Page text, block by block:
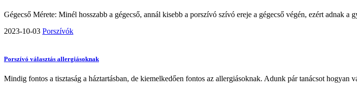
Gégecső Mérete: Minél hosszabb a gégecső, annál kisebb a porszívó szívó ereje a gégecső végén, ezért adnak a
2023-10-03 Porszívók
Porszívó választás allergiásoknak
Mindig fontos a tisztaság a háztartásban, de kiemelkedően fontos az allergiásoknak. Adunk pár tanácsot hogyan